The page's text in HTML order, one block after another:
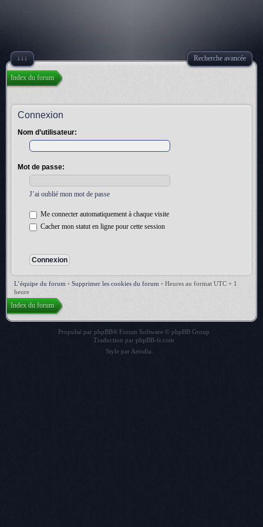
↓↓↓ Recherche avancée
Index du forum
Connexion
Nom d’utilisateur:
Mot de passe:
J’ai oublié mon mot de passe
Me connecter automatiquement à chaque visite
Cacher mon statut en ligne pour cette session
L’équipe du forum • Supprimer les cookies du forum • Heures au format UTC + 1
heure
Index du forum
Propulsé par phpBB® Forum Software © phpBB Group
Traduction par phpBB-fr.com
Style par Artodia